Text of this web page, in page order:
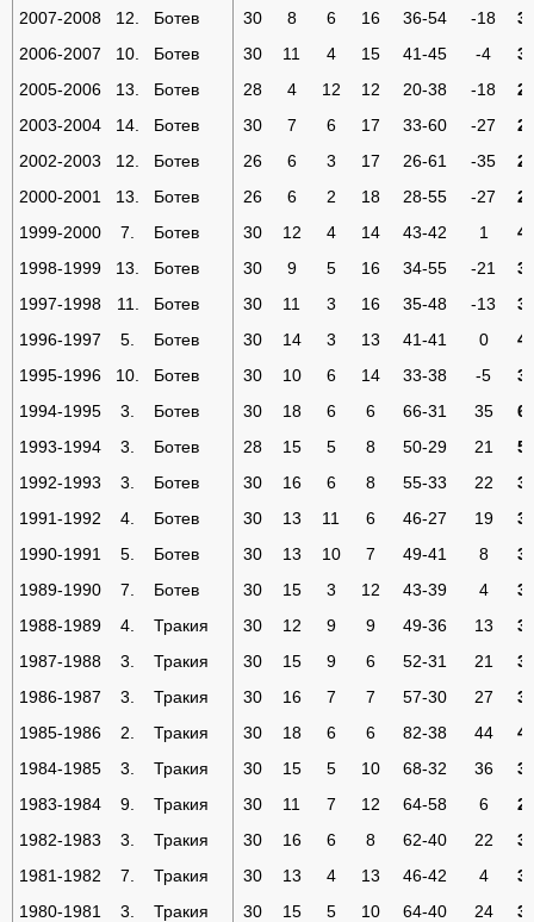
2007-2008 12. Ботев 30 8 6 16 36-54 -18
2006-2007
10. Ботев 30 11 4 15 41-45 -4
2005-2006
13. Ботев 28 4 12 12 20-38 -18
2003-2004
14. Ботев 30 7 6 17 33-60 -27
2002-2003
12. Ботев 26 6 3 17 26-61 -35
2000-2001
13. Ботев 26 6 2 18 28-55 -27
1999-2000
7. Ботев 30 12 4 14 43-42 1
1998-1999
13. Ботев 30 9 5 16 34-55 -21
1997-1998
11. Ботев 30 11 3 16 35-48 -13
1996-1997
5. Ботев 30 14 3 13 41-41 0
1995-1996
10. Ботев 30 10 6 14 33-38 -5
1994-1995
3. Ботев 30 18 6 6 66-31 35
1993-1994
3. Ботев 28 15 5 8 50-29 21
1992-1993
3. Ботев 30 16 6 8 55-33 22
1991-1992
4. Ботев 30 13 11 6 46-27 19
1990-1991
5. Ботев 30 13 10 7 49-41 8
1989-1990
7. Ботев 30 15 3 12 43-39 4
1988-1989
4. Тракия 30 12 9 9 49-36 13
1987-1988
3. Тракия 30 15 9 6 52-31 21
1986-1987
3. Тракия 30 16 7 7 57-30 27
1985-1986
2. Тракия 30 18 6 6 82-38 44
1984-1985
3. Тракия 30 15 5 10 68-32 36
1983-1984
9. Тракия 30 11 7 12 64-58 6
1982-1983
3. Тракия 30 16 6 8 62-40 22
1981-1982
7. Тракия 30 13 4 13 46-42 4
1980-1981
3. Тракия 30 15 5 10 64-40 24